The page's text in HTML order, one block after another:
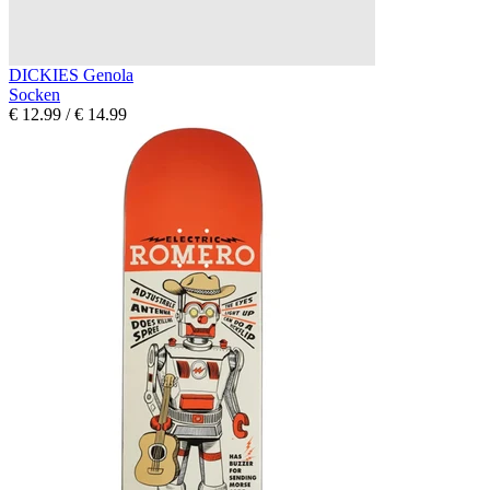
DICKIES Genola
Socken
€ 12.99 /€ 14.99